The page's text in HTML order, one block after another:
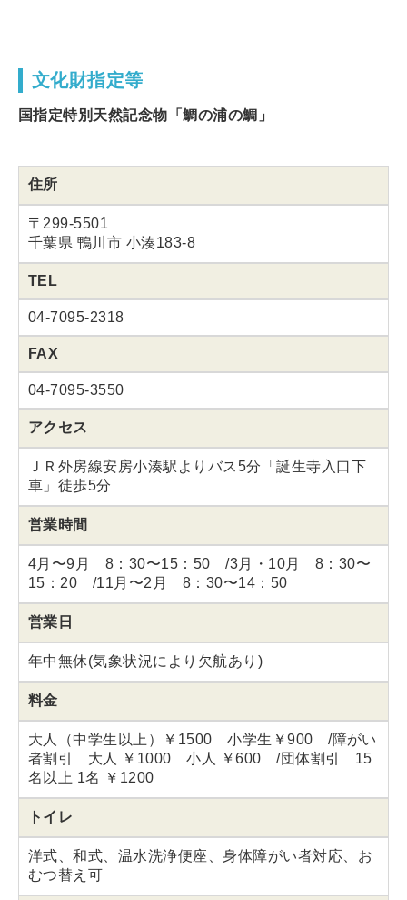
文化財指定等
国指定特別天然記念物「鯛の浦の鯛」
住所
〒299-5501
千葉県 鴨川市 小湊183-8
TEL
04-7095-2318
FAX
04-7095-3550
アクセス
ＪＲ外房線安房小湊駅よりバス5分「誕生寺入口下
車」徒歩5分
営業時間
4月〜9月 8：30〜15：50 /3月・10月 8：30〜
15：20 /11月〜2月 8：30〜14：50
営業日
年中無休(気象状況により欠航あり)
料金
大人（中学生以上）￥1500 小学生￥900 /障がい
者割引 大人 ￥1000 小人 ￥600 /団体割引 15
名以上 1名 ￥1200
トイレ
洋式、和式、温水洗浄便座、身体障がい者対応、お
むつ替え可